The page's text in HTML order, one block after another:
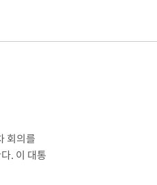
회의를
. 이 대통
회의